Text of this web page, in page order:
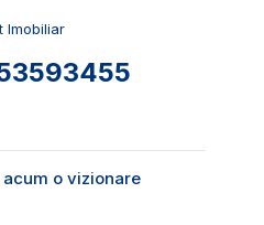
Imobiliar
o vizionare